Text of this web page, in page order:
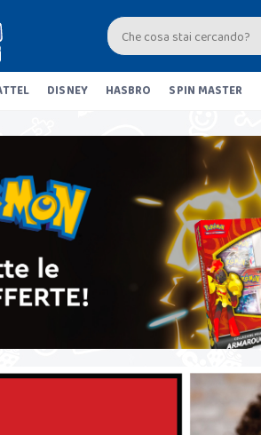
DISNEY HASBRO SPIN MASTER